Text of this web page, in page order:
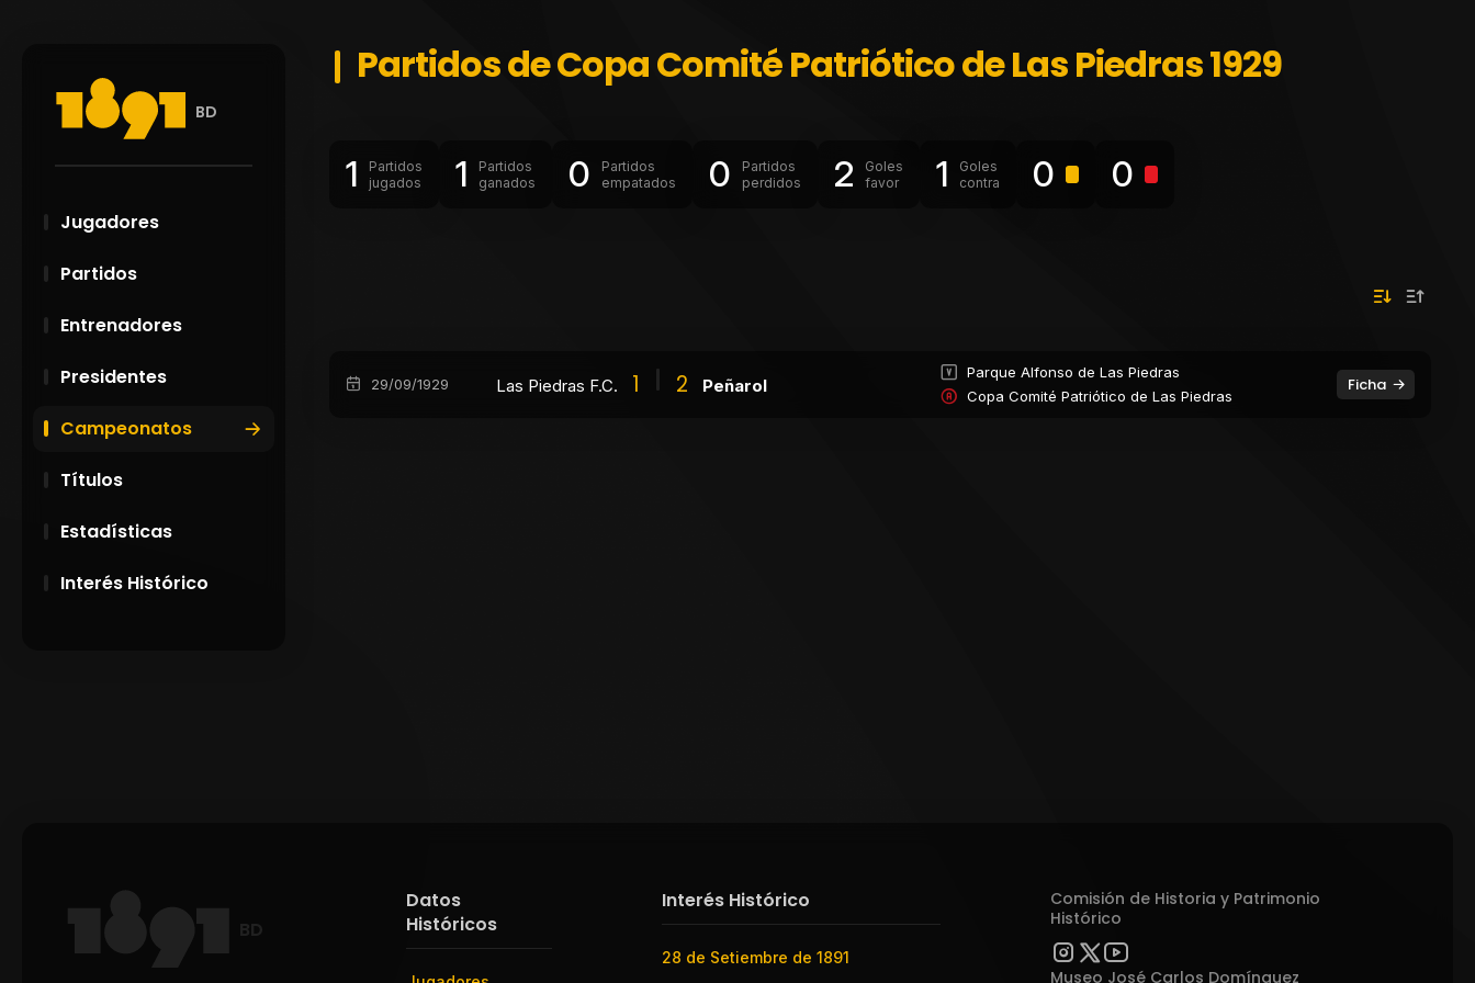
BD
Jugadores
Partidos
Entrenadores
Presidentes
Campeonatos
Títulos
Estadísticas
Interés Histórico
Partidos de Copa Comité Patriótico de Las Piedras 1929
1
Partidos
jugados
1
Partidos
ganados
0
Partidos
empatados
0
Partidos
perdidos
2
Goles
favor
1
Goles
contra
0 0
29/09/1929 Las Piedras F.C. 1 2 Peñarol
Parque Alfonso de Las Piedras
Copa Comité Patriótico de Las Piedras
Ficha
BD
Datos
Históricos
Interés Histórico
28 de Setiembre de 1891
Comisión de Historia y Patrimonio
Histórico
Museo José Carlos Domínguez